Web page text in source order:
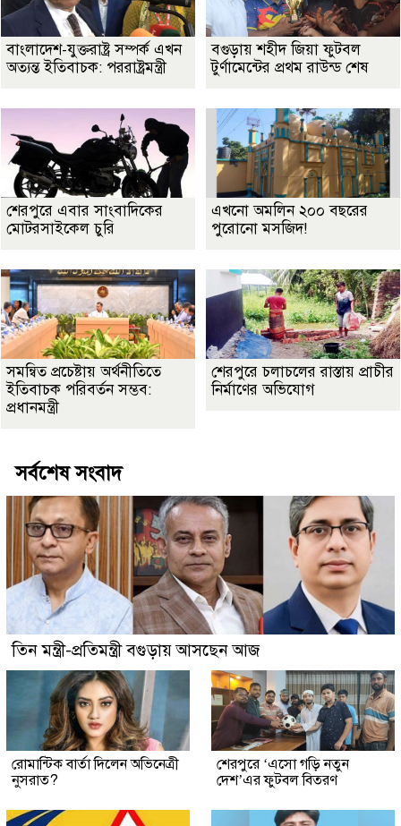
বাংলাদেশ-যুক্তরাষ্ট্র সম্পর্ক এখন
অত্যন্ত ইতিবাচক: পররাষ্ট্রমন্ত্রী
বগুড়ায় শহীদ জিয়া ফুটবল
টুর্ণামেন্টের প্রথম রাউন্ড শেষ
শেরপুরে এবার সাংবাদিকের
মোটরসাইকেল চুরি
এখনো অমলিন ২০০ বছরের
পুরোনো মসজিদ!
সমন্বিত প্রচেষ্টায় অর্থনীতিতে
ইতিবাচক পরিবর্তন সম্ভব:
প্রধানমন্ত্রী
শেরপুরে চলাচলের রাস্তায় প্রাচীর
নির্মাণের অভিযোগ
সর্বশেষ সংবাদ
তিন মন্ত্রী-প্রতিমন্ত্রী বগুড়ায় আসছেন আজ
রোমান্টিক বার্তা দিলেন অভিনেত্রী
নুসরাত?
শেরপুরে ‘এসো গড়ি নতুন
দেশ’এর ফুটবল বিতরণ